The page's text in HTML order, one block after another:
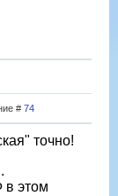
# 74
точно!
в этом